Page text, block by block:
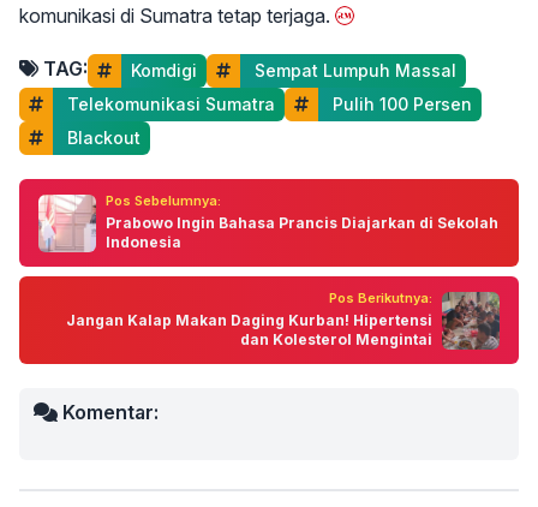
komunikasi di Sumatra tetap terjaga.
TAG: Komdigi
Sempat Lumpuh Massal
Telekomunikasi Sumatra
Pulih 100 Persen
Blackout
Pos Sebelumnya:
Prabowo Ingin Bahasa Prancis Diajarkan di Sekolah
Indonesia
Pos Berikutnya:
Jangan Kalap Makan Daging Kurban! Hipertensi
dan Kolesterol Mengintai
Komentar: